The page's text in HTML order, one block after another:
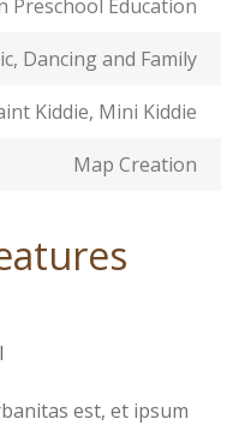
Preschool Education
Dancing and Family
Kiddie, Mini Kiddie
Map Creation
est, et ipsum